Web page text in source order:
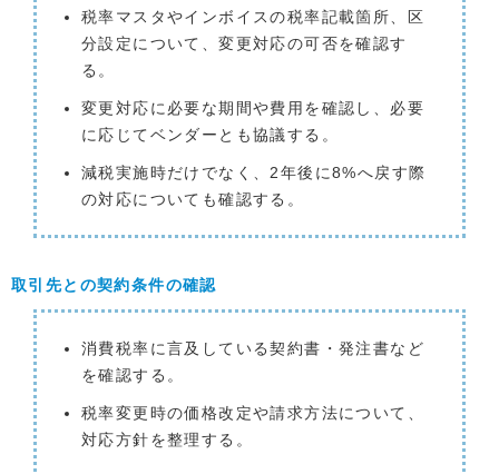
税率マスタやインボイスの税率記載箇所、区
分設定について、変更対応の可否を確認す
る。
変更対応に必要な期間や費用を確認し、必要
に応じてベンダーとも協議する。
減税実施時だけでなく、2年後に8%へ戻す際
の対応についても確認する。
取引先との契約条件の確認
消費税率に言及している契約書・発注書など
を確認する。
税率変更時の価格改定や請求方法について、
対応方針を整理する。